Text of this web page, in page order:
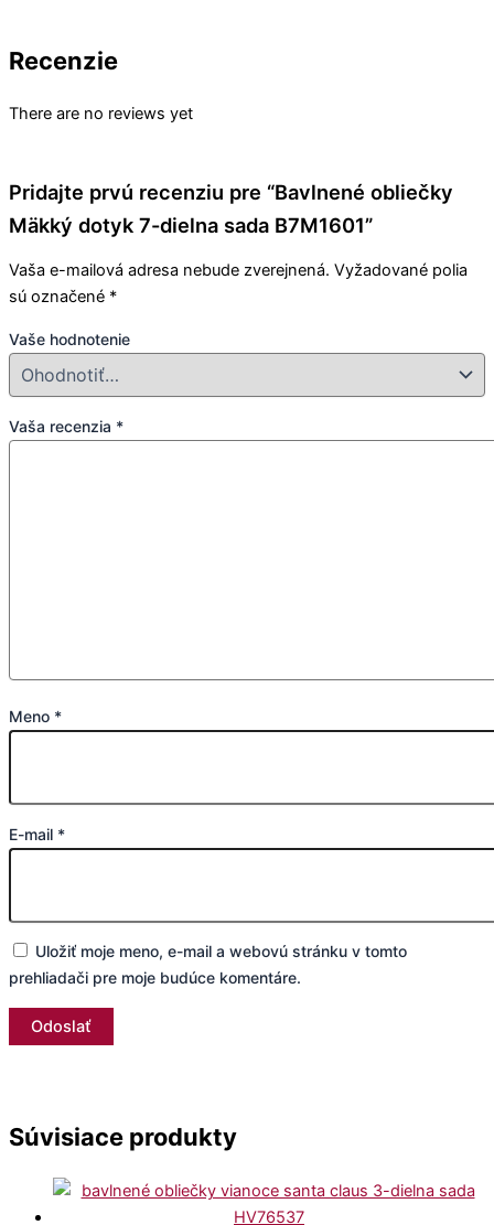
Recenzie
There are no reviews yet
Pridajte prvú recenziu pre “Bavlnené obliečky
Mäkký dotyk 7-dielna sada B7M1601”
Vaša e-mailová adresa nebude zverejnená. Vyžadované polia
sú označené *
Vaše hodnotenie
Vaša recenzia *
Meno *
E-mail *
Uložiť moje meno, e-mail a webovú stránku v tomto
prehliadači pre moje budúce komentáre.
Súvisiace produkty